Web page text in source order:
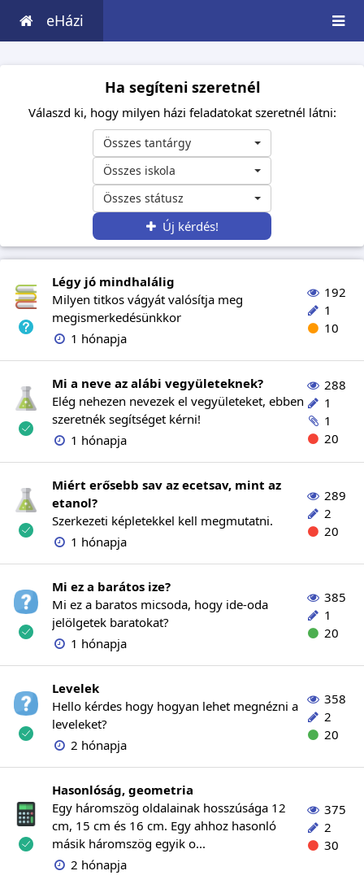
eHázi
Ha segíteni szeretnél
Válaszd ki, hogy milyen házi feladatokat szeretnél látni:
Összes tantárgy
Összes iskola
Összes státusz
Új kérdés!
Légy jó mindhalálig
Milyen titkos vágyát valósítja meg
megismerkedésünkkor
1 hónapja
192
1
10
Mi a neve az alábi vegyületeknek?
Elég nehezen nevezek el vegyületeket, ebben
szeretnék segítséget kérni!
1 hónapja
288
1
1
20
Miért erősebb sav az ecetsav, mint az
etanol?
Szerkezeti képletekkel kell megmutatni.
1 hónapja
289
2
20
Mi ez a barátos ize?
Mi ez a baratos micsoda, hogy ide-oda
jelölgetek baratokat?
1 hónapja
385
1
20
Levelek
Hello kérdes hogy hogyan lehet megnézni a
leveleket?
2 hónapja
358
2
20
Hasonlóság, geometria
Egy háromszög oldalainak hosszúsága 12
cm, 15 cm és 16 cm. Egy ahhoz hasonló
másik háromszög egyik o...
2 hónapja
375
2
30